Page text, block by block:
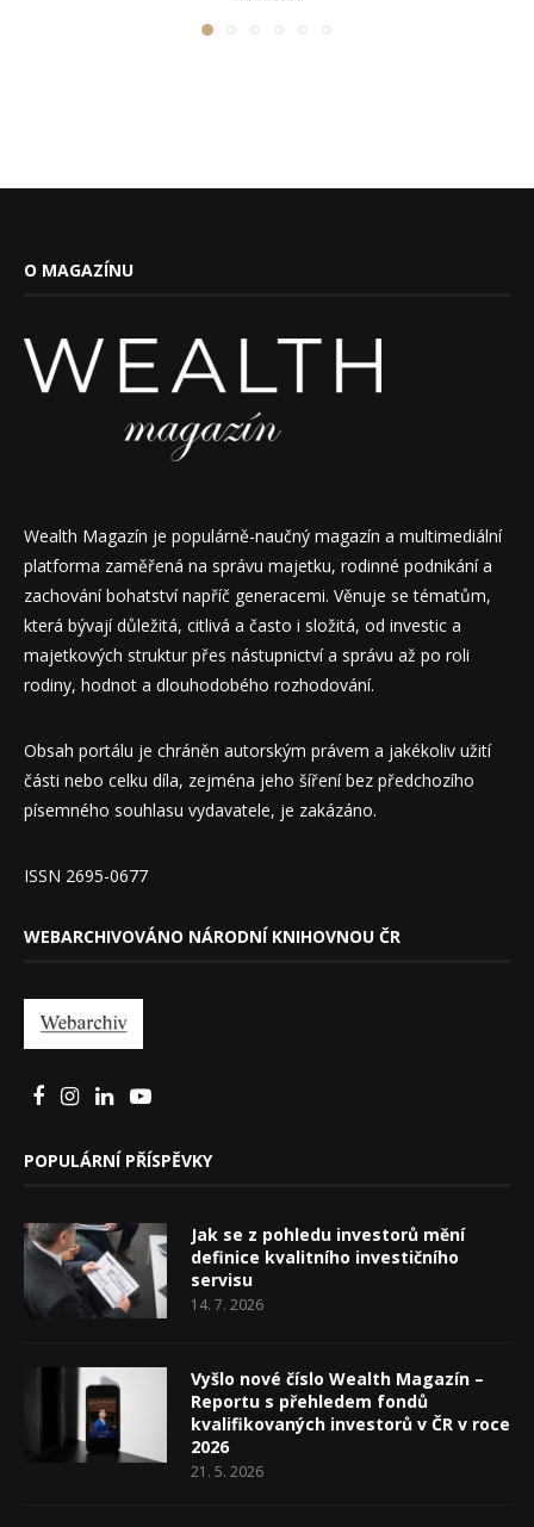
O MAGAZÍNU
Wealth Magazín je populárně-naučný magazín a multimediální
platforma zaměřená na správu majetku, rodinné podnikání a
zachování bohatství napříč generacemi. Věnuje se tématům,
která bývají důležitá, citlivá a často i složitá, od investic a
majetkových struktur přes nástupnictví a správu až po roli
rodiny, hodnot a dlouhodobého rozhodování.
Obsah portálu je chráněn autorským právem a jakékoliv užití
části nebo celku díla, zejména jeho šíření bez předchozího
písemného souhlasu vydavatele, je zakázáno.
ISSN 2695-0677
WEBARCHIVOVÁNO NÁRODNÍ KNIHOVNOU ČR
POPULÁRNÍ PŘÍSPĚVKY
Jak se z pohledu investorů mění
definice kvalitního investičního
servisu
14. 7. 2026
Vyšlo nové číslo Wealth Magazín –
Reportu s přehledem fondů
kvalifikovaných investorů v ČR v roce
2026
21. 5. 2026